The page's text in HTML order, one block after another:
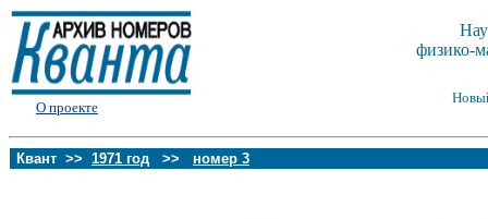
О проекте
физико-
Квант >> 1971 год >> номер 3